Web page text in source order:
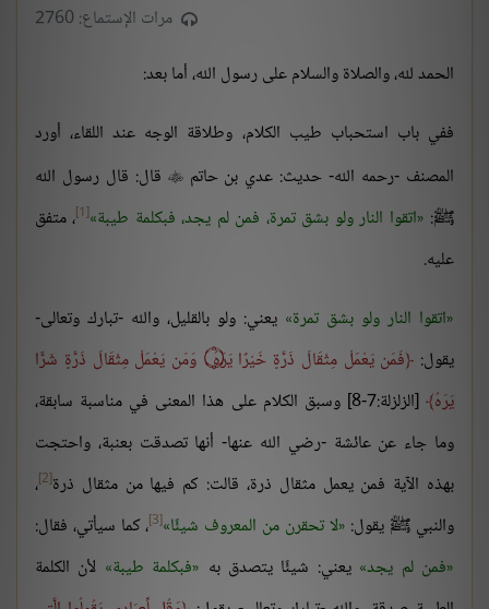
مرات الإستماع: 2760
الحمد لله، والصلاة والسلام على رسول الله، أما بعد:
ففي باب استحباب طيب الكلام، وطلاقة الوجه عند اللقاء، أورد
المصنف -رحمه الله- حديث: عدي بن حاتم قال: قال رسول الله
ﷺ: اتقوا النار ولو بشق تمرة، فمن لم يجد، فبكلمة طيبة [1] ، متفق
عليه.
اتقوا النار ولو بشق تمرة يعني: ولو بالقليل، والله -تبارك وتعالى-
يقول: فَمَن يَعْمَلْ مِثْقَالَ ذَرَّةٍ خَيْرًا يَرَهُ۝ وَمَن يَعْمَلْ مِثْقَالَ ذَرَّةٍ شَرًّا
يَرَهُ
[الزلزلة:7-8] وسبق الكلام على هذا المعنى في مناسبة سابقة،
وما جاء عن عائشة -رضي الله عنها- أنها تصدقت بعنبة، واحتجت
بهذه الآية فمن يعمل مثقال ذرة، قالت: كم فيها من مثقال ذرة[2] ،
والنبي ﷺ يقول: لا تحقرن من المعروف شيئًا [3] ، كما سيأتي، فقال:
فمن لم يجد يعني: شيئًا يتصدق به فبكلمة طيبة لأن الكلمة